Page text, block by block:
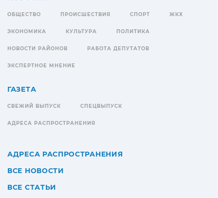
ОБЩЕСТВО ПРОИСШЕСТВИЯ СПОРТ ЖКХ
ЭКОНОМИКА КУЛЬТУРА ПОЛИТИКА
НОВОСТИ РАЙОНОВ РАБОТА ДЕПУТАТОВ
ЭКСПЕРТНОЕ МНЕНИЕ
ГАЗЕТА
СВЕЖИЙ ВЫПУСК СПЕЦВЫПУСК
АДРЕСА РАСПРОСТРАНЕНИЯ
АДРЕСА РАСПРОСТРАНЕНИЯ
ВСЕ НОВОСТИ
ВСЕ СТАТЬИ